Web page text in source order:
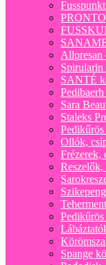
Allpresan
Spirularin
SANTÉ
Sara
Staleks
Ollók,
Frézerek,
Spange